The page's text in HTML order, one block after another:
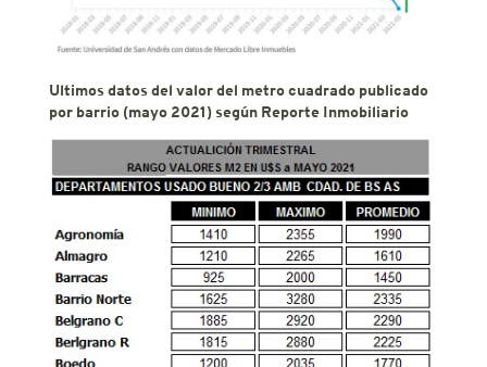
Ultimos datos del valor del metro cuadrado publicado
por barrio (mayo 2021) según Reporte Inmobiliario